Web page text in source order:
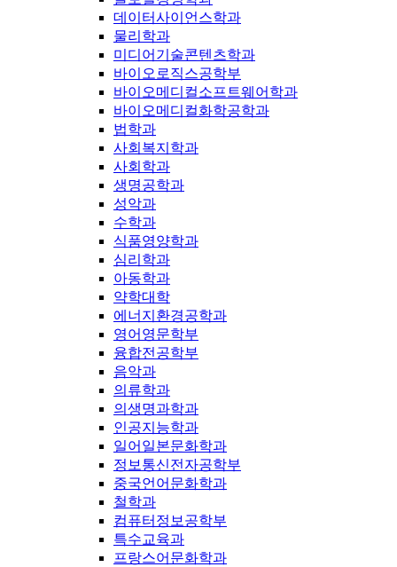
데이터사이언스학과
물리학과
미디어기술콘텐츠학과
바이오로직스공학부
바이오메디컬소프트웨어학과
바이오메디컬화학공학과
법학과
사회복지학과
사회학과
생명공학과
성악과
수학과
식품영양학과
심리학과
아동학과
약학대학
에너지환경공학과
영어영문학부
융합전공학부
음악과
의류학과
의생명과학과
인공지능학과
일어일본문화학과
정보통신전자공학부
중국언어문화학과
철학과
컴퓨터정보공학부
특수교육과
프랑스어문화학과